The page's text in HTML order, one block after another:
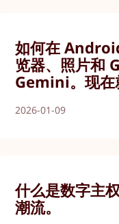
如何在
览器、照片和
Gemini。现在
2026-01-09
什么是数字主
潮流。